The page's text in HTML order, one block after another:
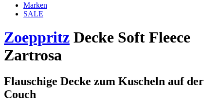
Marken
SALE
Zoeppritz Decke Soft Fleece
Zartrosa
Flauschige Decke zum Kuscheln auf der
Couch